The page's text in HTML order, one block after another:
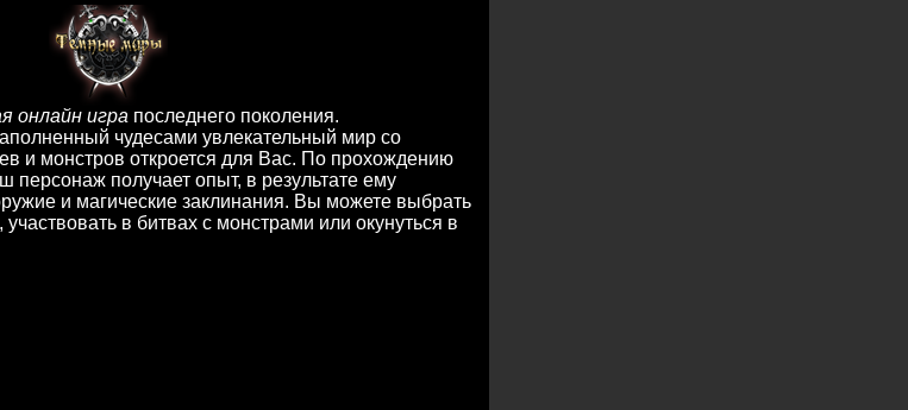
онлайн игра последнего поколения.
чудесами увлекательный мир со
и монстров откроется для Вас. По прохождению
персонаж получает опыт, в результате ему
и магические заклинания. Вы можете выбрать
в битвах с монстрами или окунуться в